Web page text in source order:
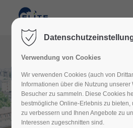
Der Eintrag "offcanvas-col1"
Der Eintrag "offcanvas-col2"
Der Eintrag "offcanvas-col3"
Kontaktieren
Wir freuen uns darauf, Sie mit
begeistern!
Verwendung von Cookies
Wir verwenden Cookies (auch von
Informationen über die Nutzung unserer
Besucher zu sammeln. Diese Cookies
bestmögliche Online-Erlebnis zu bieten,
zu verbessern und Ihnen Angebote zu
Interessen zugeschnitten sind.